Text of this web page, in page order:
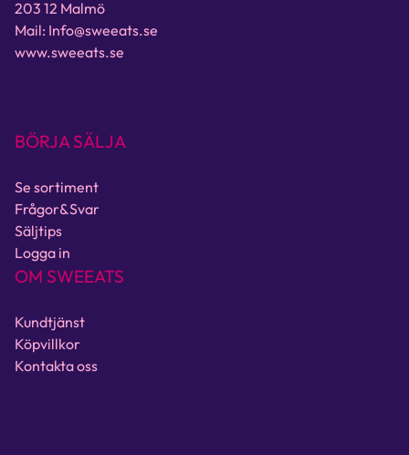
203 12 Malmö
Mail: Info@sweeats.se
www.sweeats.se
BÖRJA SÄLJA
Se sortiment
Frågor&Svar
Säljtips
Logga in
OM SWEEATS
Kundtjänst
Köpvillkor
Kontakta oss